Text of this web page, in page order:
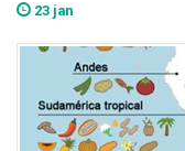
23 jan